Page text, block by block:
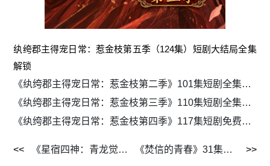
纨绔郡主得宠日常：惹金枝第五季（124集）短剧大结局全集
解锁
《纨绔郡主得宠日常：惹金枝第二季》101集短剧全集免费在线流畅观看
《纨绔郡主得宠日常：惹金枝第三季》110集短剧全集免费流畅追剧
《纨绔郡主得宠日常：惹金枝第四季》117集短剧免费畅看全集资源
《星宿四神：青龙觉醒》30集短剧免费解锁全集剧情 《焚信的青春》31集短剧免费看全集不卡顿